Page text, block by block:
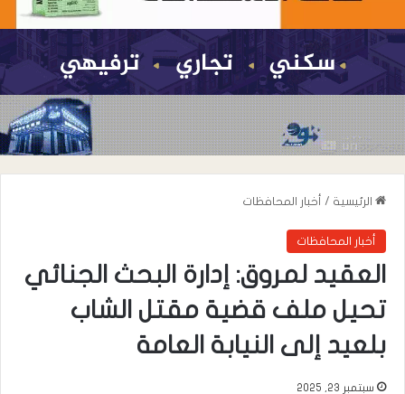
الرئيسية / أخبار المحافظات
أخبار المحافظات
العقيد لمروق: إدارة البحث الجنائي
تحيل ملف قضية مقتل الشاب
بلعيد إلى النيابة العامة
سبتمبر 23, 2025